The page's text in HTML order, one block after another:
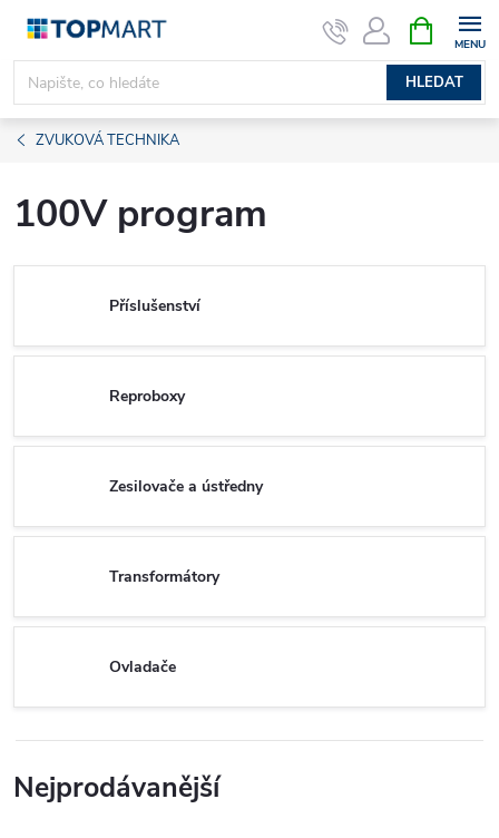
Přejít
obsah
HLEDAT
NÁKUPNÍ
KOŠÍK
ZVUKOVÁ TECHNIKA
100V program
Příslušenství
Reproboxy
Zesilovače a ústředny
Transformátory
Ovladače
Nejprodávanější